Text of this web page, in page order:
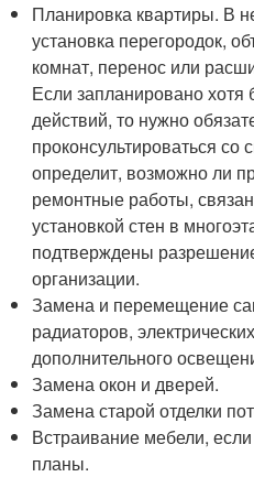
Планировка квартиры. В
установка перегородок,
комнат, перенос или
Если запланировано
действий, то нужно
проконсультироваться со
определит, возможно ли
ремонтные работы,
установкой стен в
подтверждены
организации.
Замена и перемещение
радиаторов,
дополнительного
Замена окон и дверей.
Замена старой отделки
Встраивание мебели,
планы.